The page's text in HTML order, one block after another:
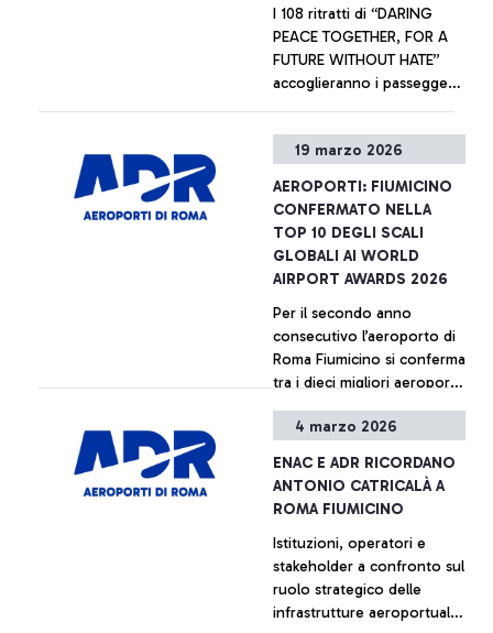
I 108 ritratti di “DARING
PEACE TOGETHER, FOR A
FUTURE WITHOUT HATE”
accoglieranno i passeggeri
artistico, promosso da
francese JR.
+ Approfondisci
19 marzo 2026
AEROPORTI: FIUMICINO
CONFERMATO NELLA
TOP 10 DEGLI SCALI
GLOBALI AI WORLD
AIRPORT AWARDS 2026
Per il secondo anno
consecutivo l’aeroporto di
Roma Fiumicino si conferma
tra i dieci migliori aeroporti
World Airport Awards 2026,
internazionali assegnati da
livello globale. Il
riconoscimento arriva sulla
base di un sondaggio che
ha misurato la
+ Approfondisci
4 marzo 2026
ENAC E ADR RICORDANO
ANTONIO CATRICALÀ A
ROMA FIUMICINO
Istituzioni, operatori e
stakeholder a confronto sul
ruolo strategico delle
infrastrutture aeroportuali